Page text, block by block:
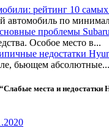
рейтинг 10
автомобиль по
проблемы
Особое место в...
недостатки
бьющем абсолютные...
Слабые места и недостатки